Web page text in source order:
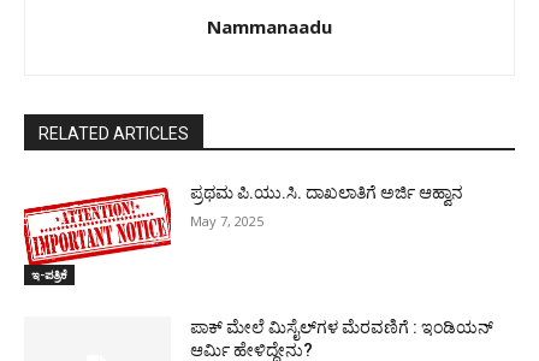
Nammanaadu
RELATED ARTICLES
ಇ-ಪತ್ರಿಕೆ
ಪ್ರಥಮ ಪಿ.ಯು.ಸಿ. ದಾಖಲಾತಿಗೆ ಅರ್ಜಿ ಆಹ್ವಾನ
May 7, 2025
ಪಾಕ್​ ಮೇಲೆ ಮಿಸೈಲ್​ಗಳ ಮೆರವಣಿಗೆ : ಇಂಡಿಯನ್
ಆರ್ಮಿ ಹೇಳಿದ್ದೇನು?